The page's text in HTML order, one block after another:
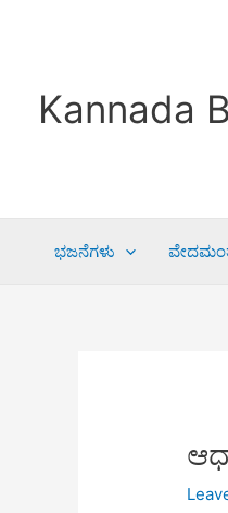
Kannada
ಭಜನೆಗಳು